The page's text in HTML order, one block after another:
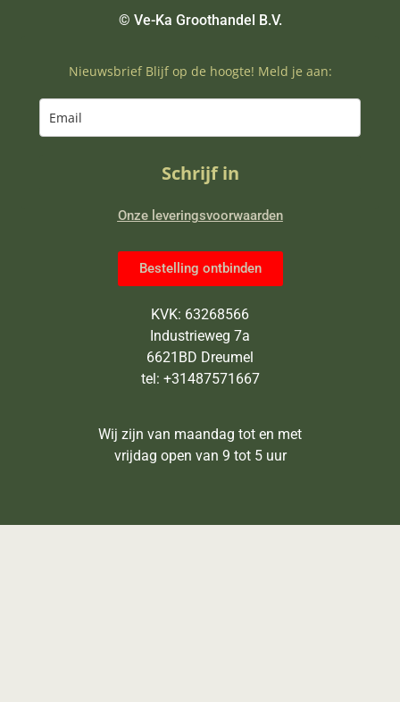
© Ve-Ka Groothandel B.V.
Nieuwsbrief Blijf op de hoogte! Meld je aan:
Schrijf in
Onze leveringsvoorwaarden
Bestelling ontbinden
KVK: 63268566
Industrieweg 7a
6621BD Dreumel
tel: +31487571667
Wij zijn van maandag tot en met
vrijdag open van 9 tot 5 uur